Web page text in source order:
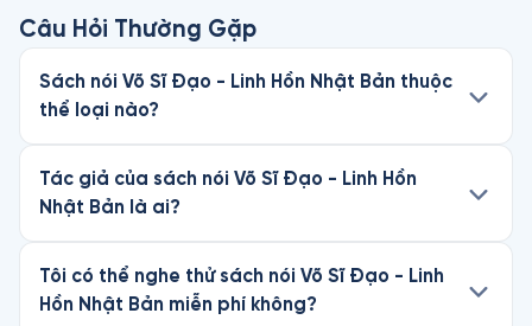
Câu Hỏi Thường Gặp
Sách nói Võ Sĩ Đạo - Linh Hồn Nhật Bản thuộc
thể loại nào?
Tác giả của sách nói Võ Sĩ Đạo - Linh Hồn
Nhật Bản là ai?
Tôi có thể nghe thử sách nói Võ Sĩ Đạo - Linh
Hồn Nhật Bản miễn phí không?